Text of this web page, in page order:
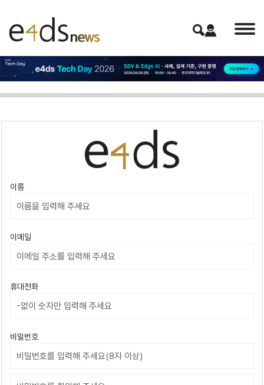
이름
이메일
휴대전화
비밀번호